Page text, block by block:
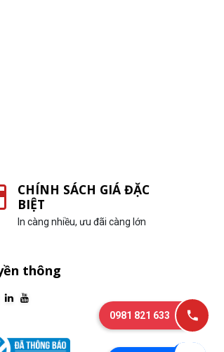
CHÍNH SÁCH GIÁ ĐẶC
BIỆT
In càng nhiều, ưu đãi càng lớn
thông
0981 821 633